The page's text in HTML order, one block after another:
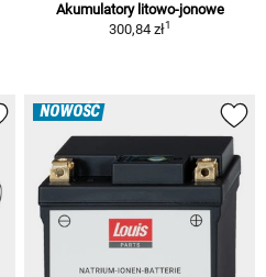
Akumulatory litowo-jonowe
300,84 zł1
NOWOŚĆ